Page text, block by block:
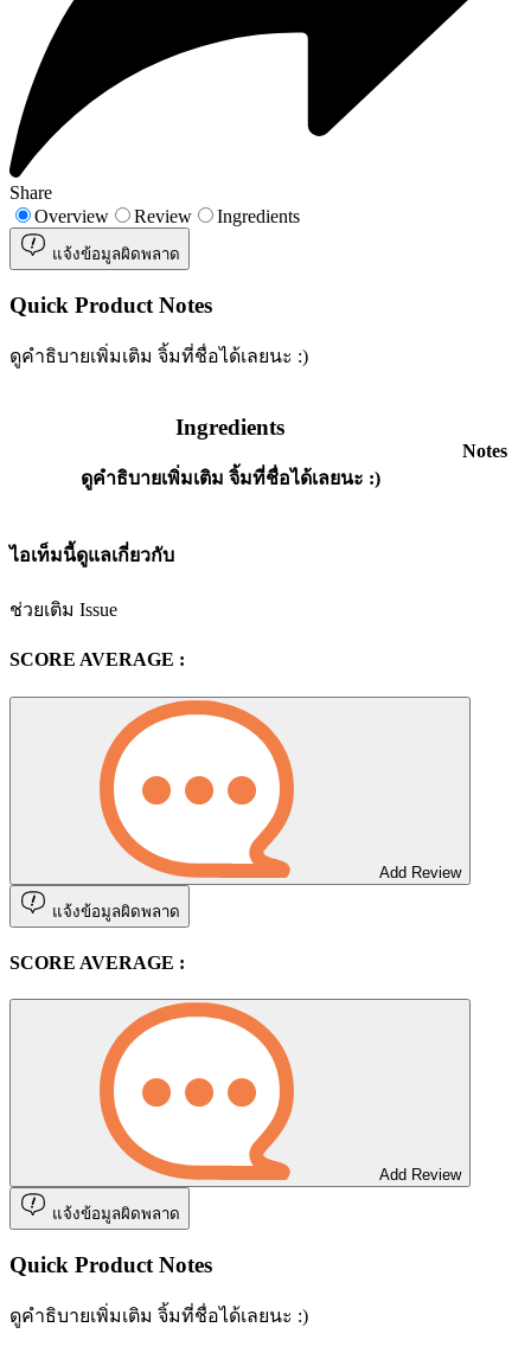
Share
Overview
Review Ingredients
แจ้งข้อมูลผิดพลาด
Quick Product Notes
ดูคำธิบายเพิ่มเติม จิ้มที่ชื่อได้เลยนะ :)
Ingredients
ดูคำธิบายเพิ่มเติม จิ้มที่ชื่อได้เลยนะ :)
Notes
ไอเท็มนี้ดูแลเกี่ยวกับ
ช่วยเติม Issue
SCORE AVERAGE :
Add Review
แจ้งข้อมูลผิดพลาด
SCORE AVERAGE :
Add Review
แจ้งข้อมูลผิดพลาด
Quick Product Notes
ดูคำธิบายเพิ่มเติม จิ้มที่ชื่อได้เลยนะ :)